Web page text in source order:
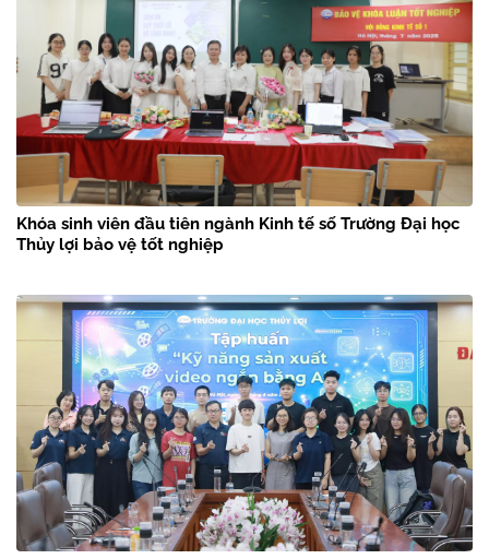
Khóa sinh viên đầu tiên ngành Kinh tế số Trường Đại học
Thủy lợi bảo vệ tốt nghiệp